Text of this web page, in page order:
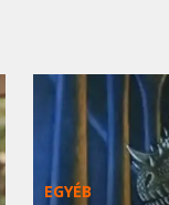
EGYÉB